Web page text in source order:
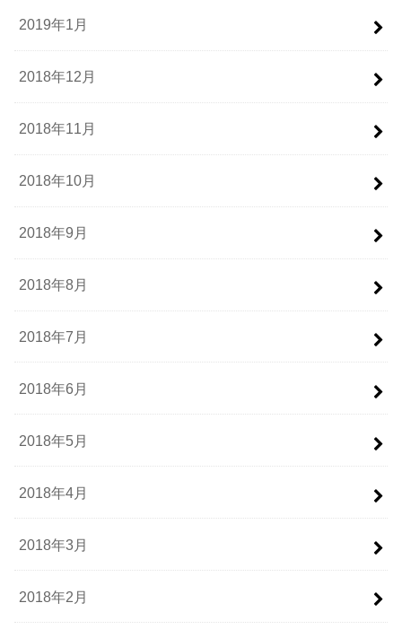
2019年1月
2018年12月
2018年11月
2018年10月
2018年9月
2018年8月
2018年7月
2018年6月
2018年5月
2018年4月
2018年3月
2018年2月